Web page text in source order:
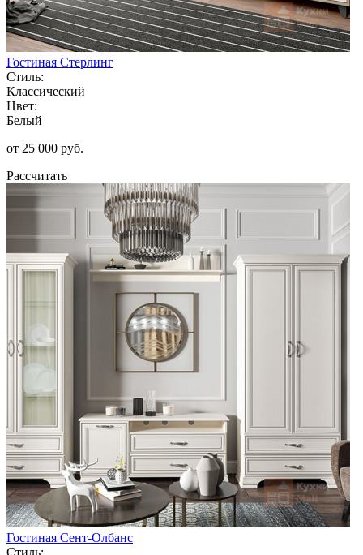
Гостиная Стерлинг
Стиль:
Классический
Цвет:
Белый
от 25 000 руб.
Рассчитать
Гостиная Сент-Олбанс
Стиль: